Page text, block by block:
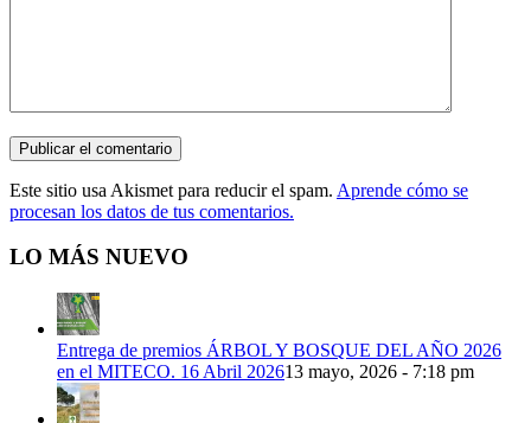
Este sitio usa Akismet para reducir el spam. Aprende cómo se
procesan los datos de tus comentarios.
LO MÁS NUEVO
Entrega de premios ÁRBOL Y BOSQUE DEL AÑO 2026
en el MITECO. 16 Abril 202613 mayo, 2026 - 7:18 pm